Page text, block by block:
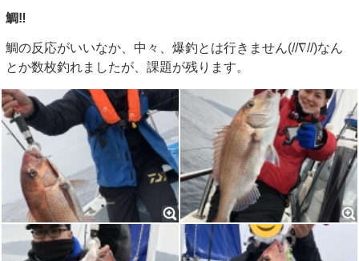
鯛‼️
鯛の反応がいいなか、中々、爆釣とは行きません(//∇//)なん
とか数枚釣れましたが、課題が残ります。